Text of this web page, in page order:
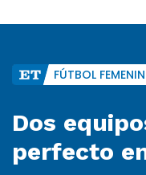
FÚTBOL
Dos
perfecto